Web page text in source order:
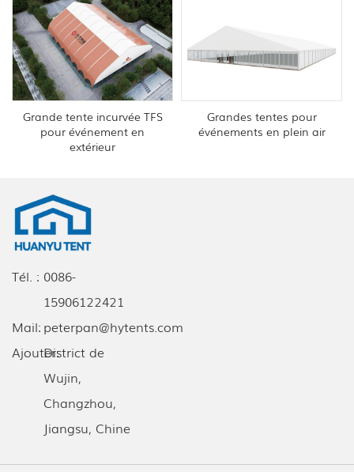
Grande tente incurvée TFS
pour événement en
extérieur
Grandes tentes pour
événements en plein air
Ajouter:District de
Wujin,
Changzhou,
Jiangsu, Chine
Tél. : 0086-
15906122421
Mail: peterpan@hytents.com